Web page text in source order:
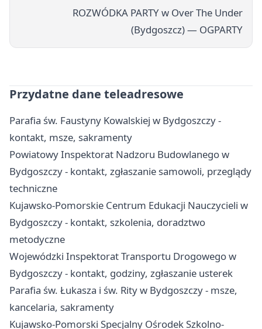
ROZWÓDKA PARTY w Over The Under
(Bydgoszcz) — OGPARTY
Przydatne dane teleadresowe
Parafia św. Faustyny Kowalskiej w Bydgoszczy -
kontakt, msze, sakramenty
Powiatowy Inspektorat Nadzoru Budowlanego w
Bydgoszczy - kontakt, zgłaszanie samowoli, przeglądy
techniczne
Kujawsko-Pomorskie Centrum Edukacji Nauczycieli w
Bydgoszczy - kontakt, szkolenia, doradztwo
metodyczne
Wojewódzki Inspektorat Transportu Drogowego w
Bydgoszczy - kontakt, godziny, zgłaszanie usterek
Parafia św. Łukasza i św. Rity w Bydgoszczy - msze,
kancelaria, sakramenty
Kujawsko-Pomorski Specjalny Ośrodek Szkolno-